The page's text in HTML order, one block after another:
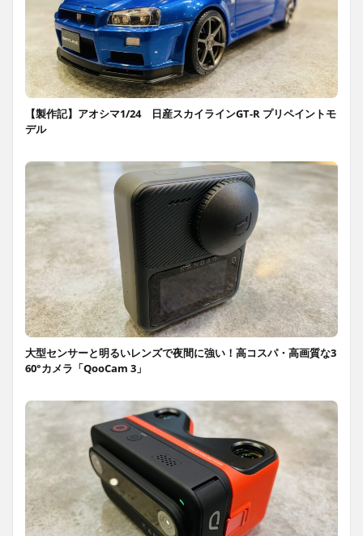
【製作記】アオシマ1/24 日産スカイラインGT-R プリペイントモ
デル
大型センサーと明るいレンズで夜間に強い！高コスパ・高画質な3
60°カメラ「QooCam 3」